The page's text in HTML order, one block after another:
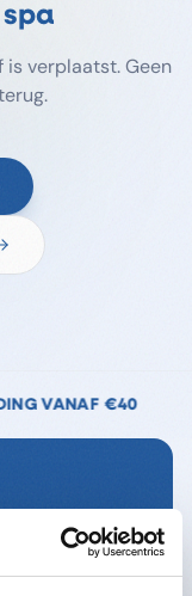
is verplaatst. Geen
🌿 CHLOORVRIJ